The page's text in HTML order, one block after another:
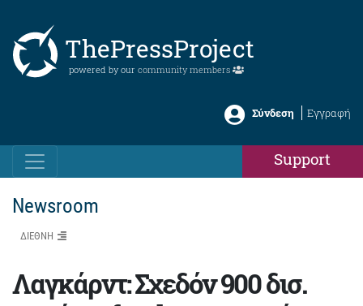
ThePressProject
powered by our community members
Σύνδεση Εγγραφή
Support
Newsroom
ΔΙΕΘΝΗ
Λαγκάρντ: Σχεδόν 900 δισ.